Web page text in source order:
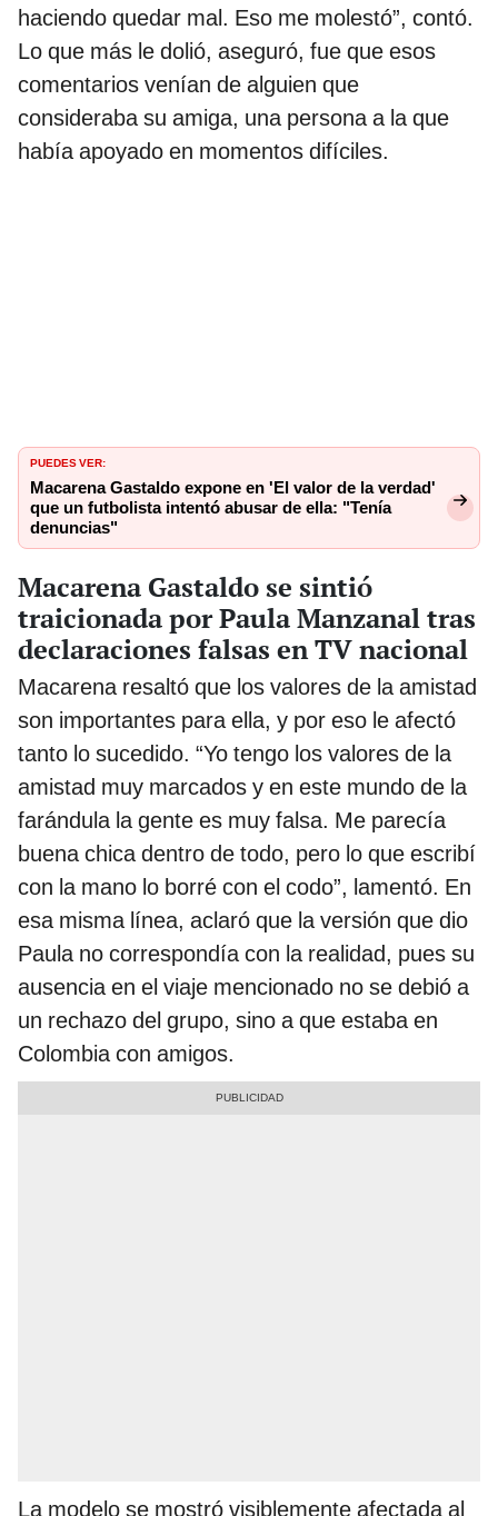
haciendo quedar mal. Eso me molestó”, contó.
Lo que más le dolió, aseguró, fue que esos
comentarios venían de alguien que
consideraba su amiga, una persona a la que
había apoyado en momentos difíciles.
PUEDES VER:
Macarena Gastaldo expone en 'El valor de la verdad'
que un futbolista intentó abusar de ella: "Tenía
denuncias"
Macarena Gastaldo se sintió
traicionada por Paula Manzanal tras
declaraciones falsas en TV nacional
Macarena resaltó que los valores de la amistad
son importantes para ella, y por eso le afectó
tanto lo sucedido. “Yo tengo los valores de la
amistad muy marcados y en este mundo de la
farándula la gente es muy falsa. Me parecía
buena chica dentro de todo, pero lo que escribí
con la mano lo borré con el codo”, lamentó. En
esa misma línea, aclaró que la versión que dio
Paula no correspondía con la realidad, pues su
ausencia en el viaje mencionado no se debió a
un rechazo del grupo, sino a que estaba en
Colombia con amigos.
La modelo se mostró visiblemente afectada al